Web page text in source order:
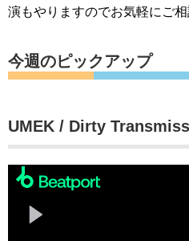
演もやりますのでお気軽にご相
今週のピックアップ
UMEK / Dirty